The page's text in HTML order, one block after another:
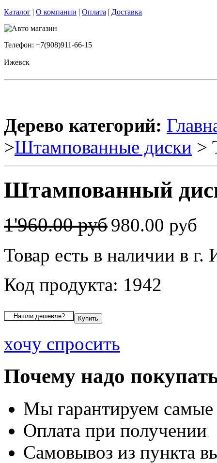
Каталог | О компании | Оплата | Доставка
Телефон: +7(908)911-66-15
Ижевск
Дерево категорий:
>Штампованные диски >
Штампованный
1'960.00 руб980.00 руб
Товар есть в наличии в г.
Код продукта: 1942
хочу спросить
Почему надо
Мы гарантируем
Оплата при получении
Самовывоз из пункта